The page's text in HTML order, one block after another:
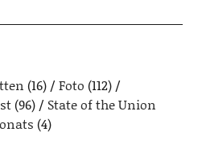
(16) Foto (112)
(96)
State of the Union
(4)